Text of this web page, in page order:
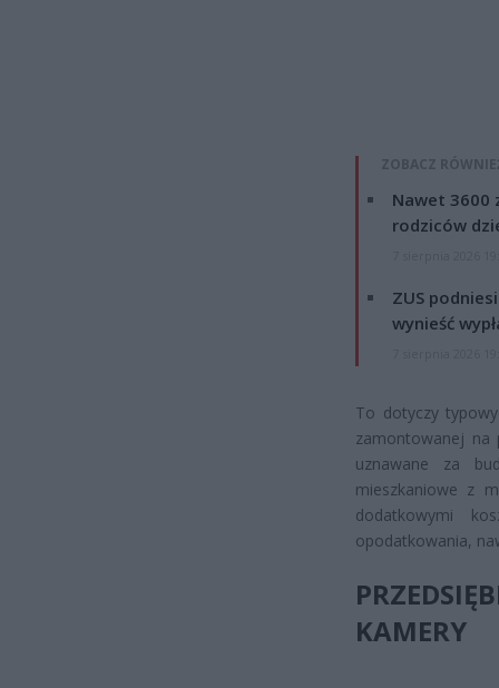
ZOBACZ
Nawet 3600
rodziców
ZUS
wynieść
To dotyczy
zamontowanej na
uznawane za
mieszkaniowe z
dodatkowymi
opodatkowania,
KAMERY